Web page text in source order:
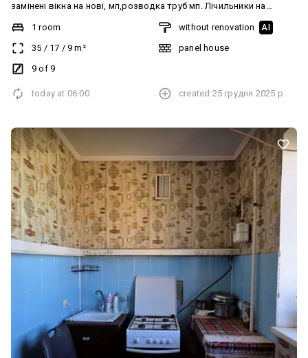
замінені вікна на нові, мп,розводка труб мп. Лічильники на
воду,газ,лічильник тепла на будинок. Нова сан. техніка. Квартира
в жилому стані,тепла,не кутова , потребує ремонт. Будинок
ОСББ. Боргів немає.
1 room
35 / 17 / 9 m²
9 of 9
without renovation AI
panel house
today at 06:00 created 25 грудня 2025 р.